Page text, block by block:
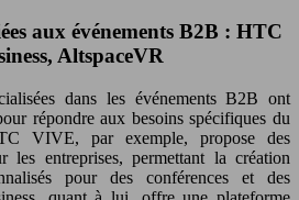
aux événements B2B : HTC
AltspaceVR
dans les événements B2B ont
répondre aux besoins spécifiques du
VIVE, par exemple, propose des
les entreprises, permettant la création
pour des conférences et des